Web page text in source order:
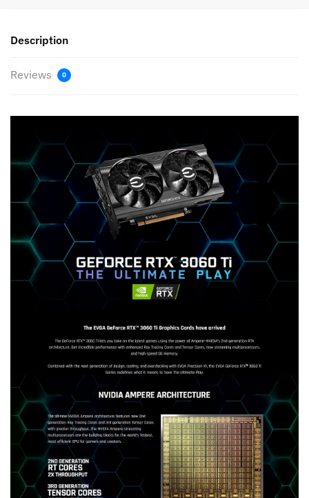
Description
Reviews 0